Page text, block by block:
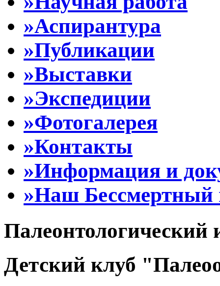
»Аспирантура
»Публикации
»Выставки
»Экспедиции
»Фотогалерея
»Контакты
»Информация и
»Наш Бессмертный
Палеонтологический
Детский клуб